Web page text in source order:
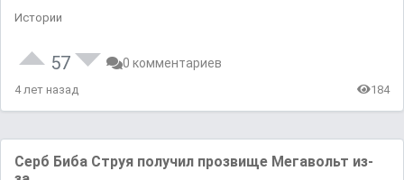
Истории
57 0 комментариев
4 лет назад 184
Серб Биба Струя получил прозвище Мегавольт из-